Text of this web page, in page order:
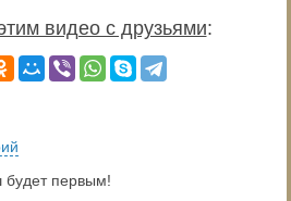
видео с друзьями:
будет первым!